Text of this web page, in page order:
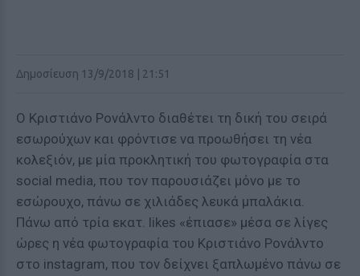
Δημοσίευση 13/9/2018 | 21:51
Ο Κριστιάνο Ρονάλντο διαθέτει τη δική του σειρά
εσωρούχων και φρόντισε να προωθήσει τη νέα
κολεξιόν, με μία προκλητική του φωτογραφία στα
social media, που τον παρουσιάζει μόνο με το
εσώρουχο, πάνω σε χιλιάδες λευκά μπαλάκια.
Πάνω από τρία εκατ. likes «έπιασε» μέσα σε λίγες
ώρες η νέα φωτογραφία του Κριστιάνο Ρονάλντο
στο instagram, που τον δείχνει ξαπλωμένο πάνω σε